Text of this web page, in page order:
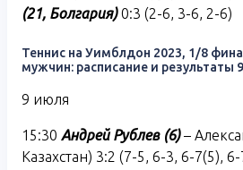
(21, Болгария) 0:3 (2-6, 3-6, 2-6)
Теннис на Уимблдон 2023, 1/8
мужчин: расписание и результаты
9 июля
15:30 Андрей Рублев (6) –
Казахстан) 3:2 (7-5, 6-3, 6-7(5),